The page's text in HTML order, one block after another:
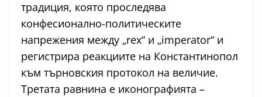
традиция, която проследява
конфесионално-политическите
напрежения между „rex“ и „imperator“ и
регистрира реакциите на Константинопол
към търновския протокол на величие.
Третата равнина е иконографията –